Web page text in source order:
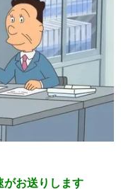
がお送りします